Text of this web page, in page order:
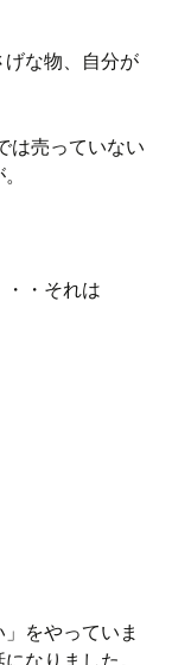
な物、自分が
は売っていない
・それは
をやっていま